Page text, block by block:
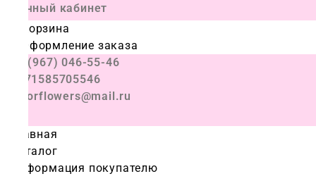
Личный кабинет
Корзина
Оформление заказа
+7 (967) 046-55-46
+971585705546
colorflowers@mail.ru
Главная
Каталог
Информация покупателю